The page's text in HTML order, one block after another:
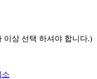
이상 선택 하셔야 합니다.)
소